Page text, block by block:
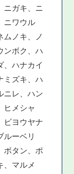
ニガキ、ニ
ニワウル
ムノキ、ノ
ンボク、ハ
、ハナカイ
ミズキ、ハ
ニレ、ハン
ヒメシャ
ビヨウヤナ
ルーベリ
ボタン、ポ
、マルメ